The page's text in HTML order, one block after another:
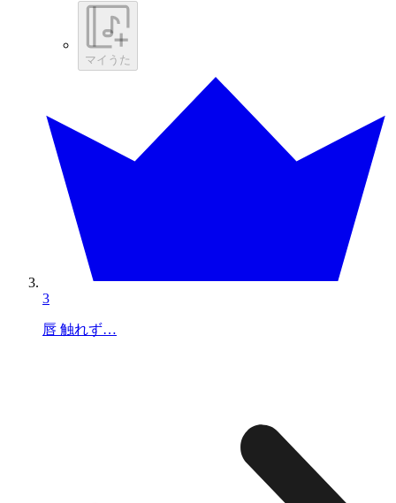
マイうた
3
唇 触れず…